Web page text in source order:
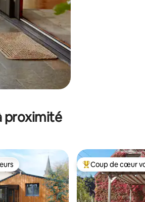
proximité
Coups de cœur
Coup de cœur